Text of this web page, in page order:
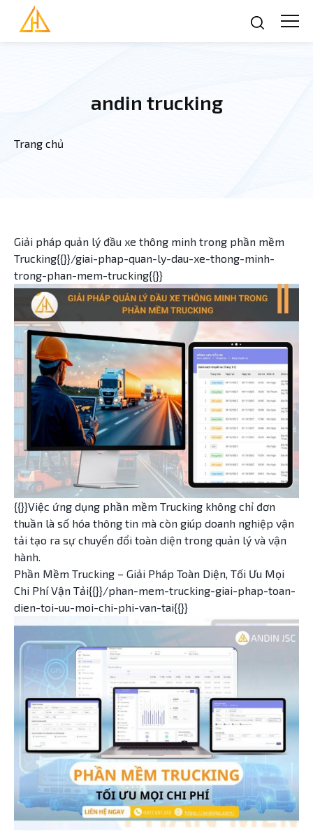
Nhảy đến nội dung
andin trucking
Bạn đang ở đây
Trang chủ
Giải pháp quản lý đầu xe thông minh trong phần mềm
Trucking{{}}/giai-phap-quan-ly-dau-xe-thong-minh-
trong-phan-mem-trucking{{}}
{{}}Việc ứng dụng phần mềm Trucking không chỉ đơn
thuần là số hóa thông tin mà còn giúp doanh nghiệp vận
tải tạo ra sự chuyển đổi toàn diện trong quản lý và vận
hành.
Phần Mềm Trucking – Giải Pháp Toàn Diện, Tối Ưu Mọi
Chi Phí Vận Tải{{}}/phan-mem-trucking-giai-phap-toan-
dien-toi-uu-moi-chi-phi-van-tai{{}}